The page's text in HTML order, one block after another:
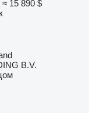
≈ 15 890 $
B.V.